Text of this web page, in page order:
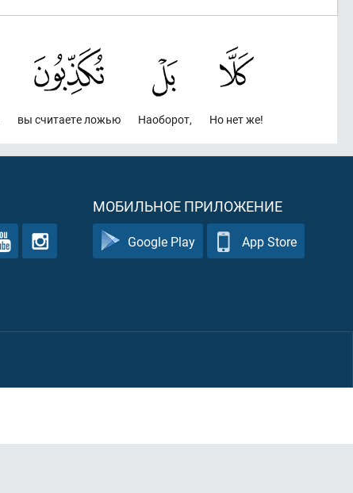
Но нет же!
Наоборот,
вы считаете ложью
МОБИЛЬНОЕ ПРИЛОЖЕНИЕ
Google Play App Store